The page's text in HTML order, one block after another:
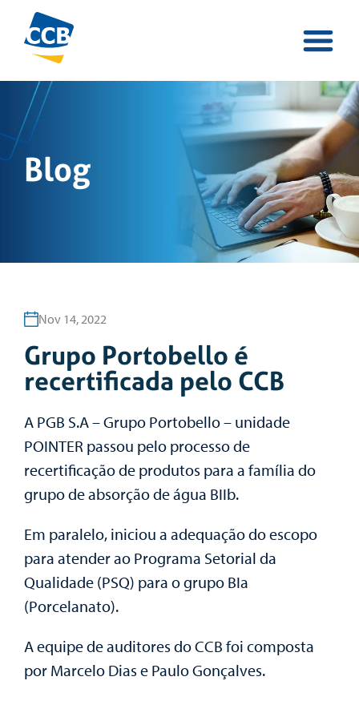
Blog
Nov 14, 2022
Grupo Portobello é
recertificada pelo CCB
A PGB S.A – Grupo Portobello – unidade
POINTER passou pelo processo de
recertificação de produtos para a família do
grupo de absorção de água BIIb.
Em paralelo, iniciou a adequação do escopo
para atender ao Programa Setorial da
Qualidade (PSQ) para o grupo BIa
(Porcelanato).
A equipe de auditores do CCB foi composta
por Marcelo Dias e Paulo Gonçalves.